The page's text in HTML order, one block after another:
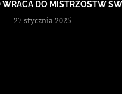
DO MISTRZOSTW
27 stycznia 2025